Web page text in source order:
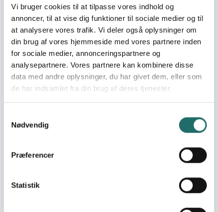
Vi bruger cookies til at tilpasse vores indhold og
annoncer, til at vise dig funktioner til sociale medier og til
at analysere vores trafik. Vi deler også oplysninger om
din brug af vores hjemmeside med vores partnere inden
for sociale medier, annonceringspartnere og
analysepartnere. Vores partnere kan kombinere disse
data med andre oplysninger, du har givet dem, eller som
de har indsamlet fra din brug af deres tjenester.
Nødvendig
Præferencer
Statistik
Inequalities
Goal 16: Peace, Justice
and Strong Institutions
Goal 17: Partnerships for
the Goals
Efforts take place in: Ukraine
Projektet adresserer et af de mest presserende
udfordringer for den ukrainske stat og samfund:
vender tilbage fra krig, oplever de ofte en mangel på
formål i det civile liv og en følelse af at blive negligeret af
staten og samfundet. Projektet vil styrke ukrainske
veteraner gennem menneskerettighedsundervisning, så
samtidig med at vi udfører oplysningsarbejde for at